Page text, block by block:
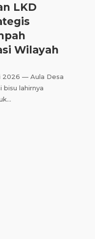
LKD
Wilayah
2026 — Aula Desa
bisu lahirnya